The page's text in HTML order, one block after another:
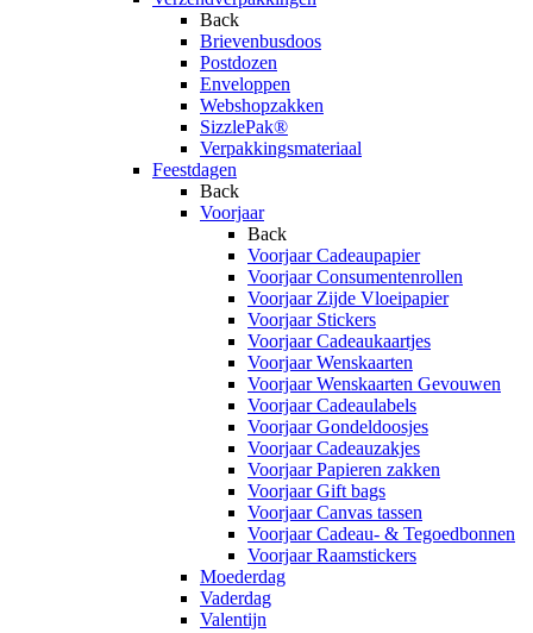
Back
Brievenbusdoos
Postdozen
Enveloppen
Webshopzakken
SizzlePak®
Verpakkingsmateriaal
Feestdagen
Back
Voorjaar
Back
Voorjaar Cadeaupapier
Voorjaar Consumentenrollen
Voorjaar Zijde Vloeipapier
Voorjaar Stickers
Voorjaar Cadeaukaartjes
Voorjaar Wenskaarten
Voorjaar Wenskaarten Gevouwen
Voorjaar Cadeaulabels
Voorjaar Gondeldoosjes
Voorjaar Cadeauzakjes
Voorjaar Papieren zakken
Voorjaar Gift bags
Voorjaar Canvas tassen
Voorjaar Cadeau- & Tegoedbonnen
Voorjaar Raamstickers
Moederdag
Vaderdag
Valentijn